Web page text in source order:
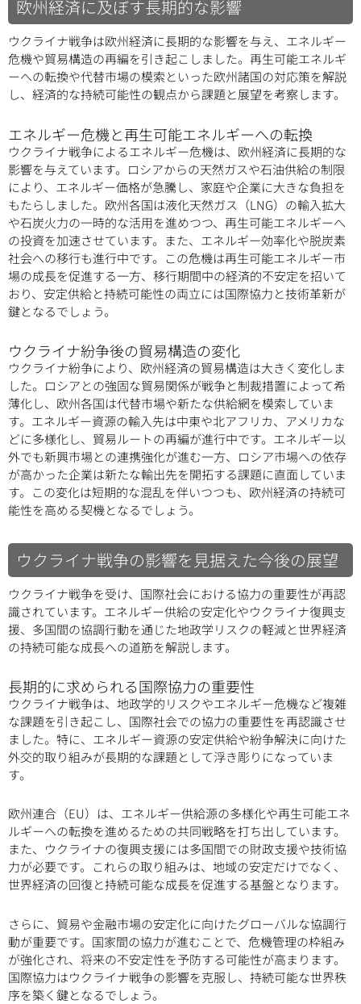
欧州経済に及ぼす長期的な影響
ウクライナ戦争は欧州経済に長期的な影響を与え、エネルギー
危機や貿易構造の再編を引き起こしました。再生可能エネルギ
ーへの転換や代替市場の模索といった欧州諸国の対応策を解説
し、経済的な持続可能性の観点から課題と展望を考察します。
エネルギー危機と再生可能エネルギーへの転換
ウクライナ戦争によるエネルギー危機は、欧州経済に長期的な
影響を与えています。ロシアからの天然ガスや石油供給の制限
により、エネルギー価格が急騰し、家庭や企業に大きな負担を
もたらしました。欧州各国は液化天然ガス（LNG）の輸入拡大
や石炭火力の一時的な活用を進めつつ、再生可能エネルギーへ
の投資を加速させています。また、エネルギー効率化や脱炭素
社会への移行も進行中です。この危機は再生可能エネルギー市
場の成長を促進する一方、移行期間中の経済的不安定を招いて
おり、安定供給と持続可能性の両立には国際協力と技術革新が
鍵となるでしょう。
ウクライナ紛争後の貿易構造の変化
ウクライナ紛争により、欧州経済の貿易構造は大きく変化しま
した。ロシアとの強固な貿易関係が戦争と制裁措置によって希
薄化し、欧州各国は代替市場や新たな供給網を模索していま
す。エネルギー資源の輸入先は中東や北アフリカ、アメリカな
どに多様化し、貿易ルートの再編が進行中です。エネルギー以
外でも新興市場との連携強化が進む一方、ロシア市場への依存
が高かった企業は新たな輸出先を開拓する課題に直面していま
す。この変化は短期的な混乱を伴いつつも、欧州経済の持続可
能性を高める契機となるでしょう。
ウクライナ戦争の影響を見据えた今後の展望
ウクライナ戦争を受け、国際社会における協力の重要性が再認
識されています。エネルギー供給の安定化やウクライナ復興支
援、多国間の協調行動を通じた地政学リスクの軽減と世界経済
の持続可能な成長への道筋を解説します。
長期的に求められる国際協力の重要性
ウクライナ戦争は、地政学的リスクやエネルギー危機など複雑
な課題を引き起こし、国際社会での協力の重要性を再認識させ
ました。特に、エネルギー資源の安定供給や紛争解決に向けた
外交的取り組みが長期的な課題として浮き彫りになっていま
す。
欧州連合（EU）は、エネルギー供給源の多様化や再生可能エネ
ルギーへの転換を進めるための共同戦略を打ち出しています。
また、ウクライナの復興支援には多国間での財政支援や技術協
力が必要です。これらの取り組みは、地域の安定だけでなく、
世界経済の回復と持続可能な成長を促進する基盤となります。
さらに、貿易や金融市場の安定化に向けたグローバルな協調行
動が重要です。国家間の協力が進むことで、危機管理の枠組み
が強化され、将来の不安定性を予防する可能性が高まります。
国際協力はウクライナ戦争の影響を克服し、持続可能な世界秩
序を築く鍵となるでしょう。